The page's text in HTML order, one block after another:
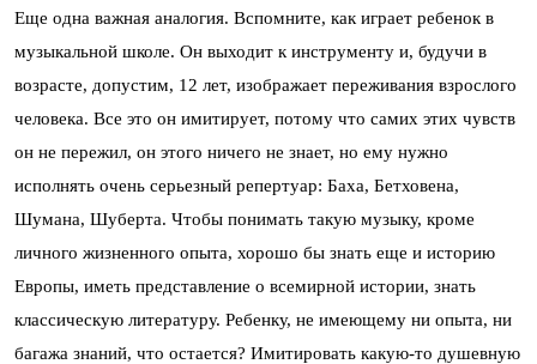
Еще одна важная аналогия. Вспомните, как играет ребенок в
музыкальной школе. Он выходит к инструменту и, будучи в
возрасте, допустим, 12 лет, изображает переживания взрослого
человека. Все это он имитирует, потому что самих этих чувств
он не пережил, он этого ничего не знает, но ему нужно
исполнять очень серьезный репертуар: Баха, Бетховена,
Шумана, Шуберта. Чтобы понимать такую музыку, кроме
личного жизненного опыта, хорошо бы знать еще и историю
Европы, иметь представление о всемирной истории, знать
классическую литературу. Ребенку, не имеющему ни опыта, ни
багажа знаний, что остается? Имитировать какую-то душевную